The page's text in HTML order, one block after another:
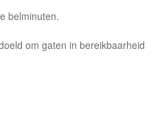
belminuten.
om gaten in bereikbaarheid